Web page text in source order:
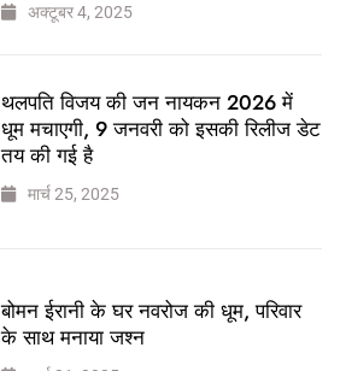
अक्टूबर 4, 2025
थलपति विजय की जन नायकन 2026 में
धूम मचाएगी, 9 जनवरी को इसकी रिलीज डेट
तय की गई है
मार्च 25, 2025
बोमन ईरानी के घर नवरोज की धूम, परिवार
के साथ मनाया जश्न